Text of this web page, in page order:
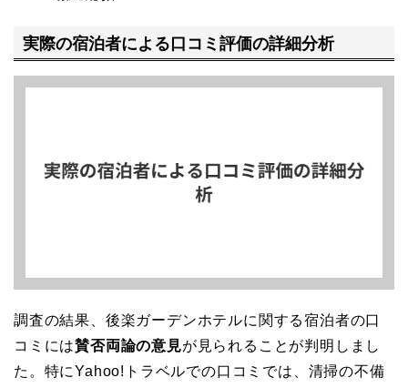
実際の宿泊者による口コミ評価の詳細分析
調査の結果、後楽ガーデンホテルに関する宿泊者の口
コミには賛否両論の意見が見られることが判明しまし
た。特にYahoo!トラベルでの口コミでは、清掃の不備